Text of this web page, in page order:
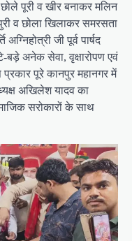
पूरी व खीर बनाकर मलिन
व छोला खिलाकर समरसता
जी पूर्व पार्षद
बड़े अनेक सेवा, वृक्षारोपण एवं
पूरे कानपुर महानगर में
अखिलेश यादव का
सरोकारों के साथ